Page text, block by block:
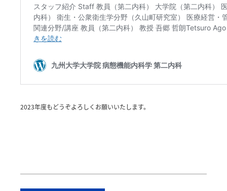
2023年度もどうぞよろしくお願いいたします。